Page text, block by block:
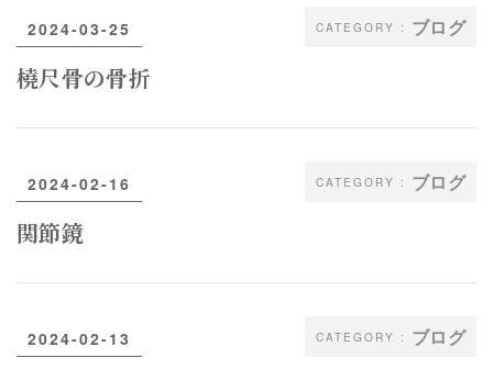
ブログ
2024-03-25
橈尺骨の骨折
ブログ
2024-02-16
関節鏡
ブログ
2024-02-13